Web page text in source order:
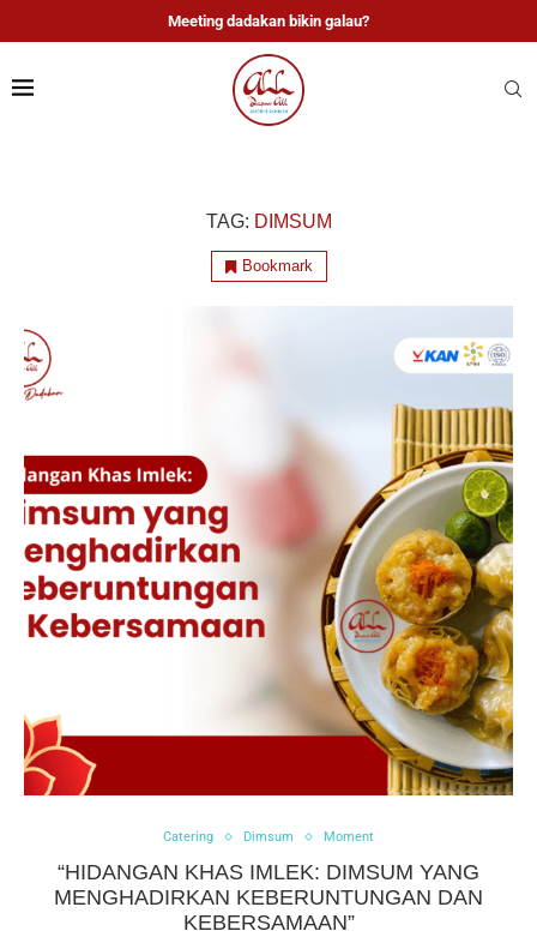
Meeting dadakan bikin galau?
TAG: DIMSUM
Bookmark
Catering Dimsum Moment
“HIDANGAN KHAS IMLEK: DIMSUM YANG
MENGHADIRKAN KEBERUNTUNGAN DAN
KEBERSAMAAN”